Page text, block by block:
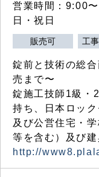
営業時間：9:00
日・祝日
販売可 工
錠前と技術の総
売まで〜
錠施工技師1級・
持ち、日本ロッ
及び公営住宅・
等を含む）及び建
http://